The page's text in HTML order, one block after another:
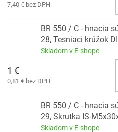
7,40 € bez DPH
BR 550 / C - hnacia
28, Tesniaci krúžok
Skladom v E-shope
1 €
0,81 € bez DPH
BR 550 / C - hnacia
29, Skrutka IS-
Skladom v E-shope